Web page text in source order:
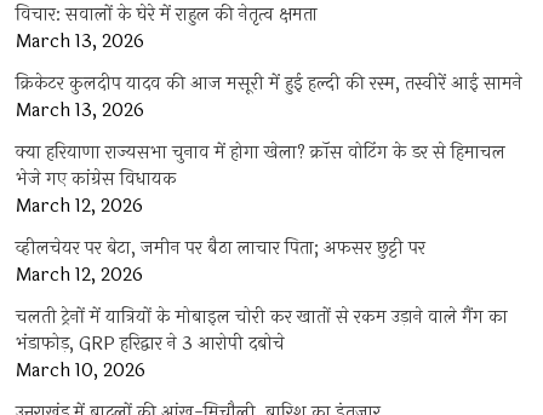
विचार: सवालों के घेरे में राहुल की नेतृत्व क्षमता
March 13, 2026
क्रिकेटर कुलदीप यादव की आज मसूरी में हुई हल्दी की रस्म, तस्वीरें आई सामने
March 13, 2026
क्या हरियाणा राज्यसभा चुनाव में होगा खेला? क्रॉस वोटिंग के डर से हिमाचल
भेजे गए कांग्रेस विधायक
March 12, 2026
व्हीलचेयर पर बेटा, जमीन पर बैठा लाचार पिता; अफसर छुट्टी पर
March 12, 2026
चलती ट्रेनों में यात्रियों के मोबाइल चोरी कर खातों से रकम उड़ाने वाले गैंग का
भंडाफोड़, GRP हरिद्वार ने 3 आरोपी दबोचे
March 10, 2026